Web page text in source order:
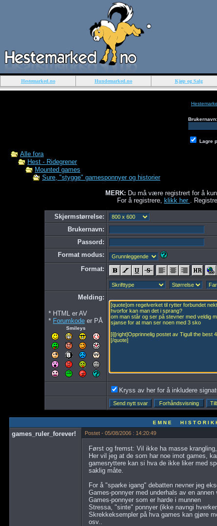
Hestemarked.no Hundemarked.no Kjøp og Salg
Brukernavn:
Lagre
Alle fora
Hest - Ridegrener
Mounted games
Sure, "stygge" gamesponnyer og historier
MERK: Du må være registrert for å
For å registrere,
klikk her .
Skjermstørrelse:
Brukernavn:
Passord:
Format modus:
Format:
Melding:
* HTML er AV
* Forumkode er PÅ
Smileys
Kryss av her for å inkludere
E M N E H I S T O R I K
games_ruler_forever! Postet - 05/08/2006 : 14:20:49
Først og fremst: Vil ikke ha masse
Her vil jeg at de som har noe imot games,
gamesryttere kan si hva de ikke liker med
saklig måte.
For å "sparke igang" debatten nevner jeg
Games-ponnyer med underhals av en annen
Games-ponnyer som er harde i munnen
Stressa, "sinte" ponnyer (ikke navngi
Skrekkeksempler på hva games kan gjøre
osv..